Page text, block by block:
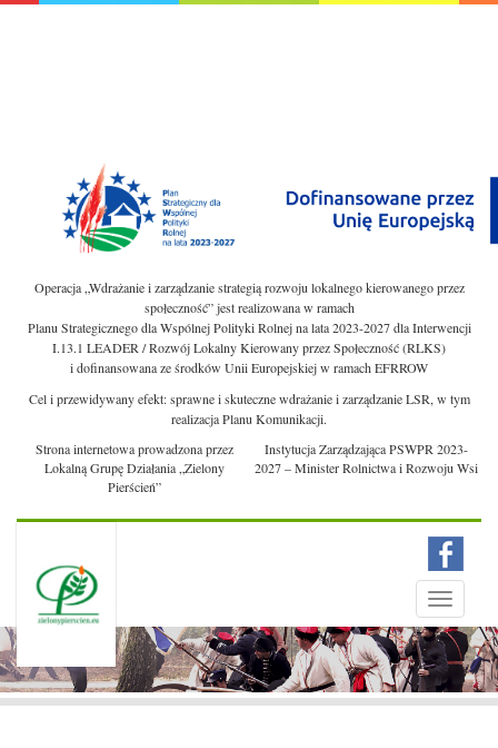
Operacja „Wdrażanie i zarządzanie strategią rozwoju lokalnego kierowanego przez
społeczność” jest realizowana w ramach
Planu Strategicznego dla Wspólnej Polityki Rolnej na lata 2023-2027 dla Interwencji
I.13.1 LEADER / Rozwój Lokalny Kierowany przez Społeczność (RLKS)
i dofinansowana ze środków Unii Europejskiej w ramach EFRROW
Cel i przewidywany efekt: sprawne i skuteczne wdrażanie i zarządzanie LSR, w tym
realizacja Planu Komunikacji.
Strona internetowa prowadzona przez
Lokalną Grupę Działania „Zielony
Pierścień”
Instytucja Zarządzająca PSWPR 2023-
2027 – Minister Rolnictwa i Rozwoju Wsi
Toggle
Menu